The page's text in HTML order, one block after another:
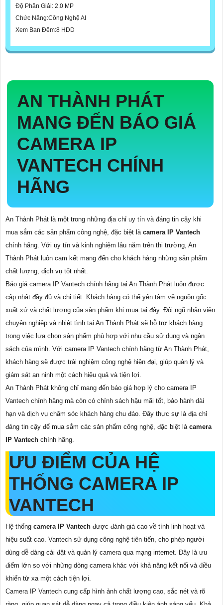
Độ Phân Giải: 2.0 MP
Chức Năng:Công Nghệ AI
Xem Ban Đêm:8 HDD
AN THÀNH PHÁT
MANG ĐẾN BÁO GIÁ
CAMERA IP
VANTECH CHÍNH
HÃNG
An Thành Phát là một trong những địa chỉ uy tín và đáng tin cậy khi
mua sắm các sản phẩm công nghệ, đặc biệt là camera IP Vantech
chính hãng. Với uy tín và kinh nghiệm lâu năm trên thị trường, An
Thành Phát luôn cam kết mang đến cho khách hàng những sản phẩm
chất lượng, dịch vụ tốt nhất.
Báo giá camera IP Vantech chính hãng tại An Thành Phát luôn được
cập nhật đầy đủ và chi tiết. Khách hàng có thể yên tâm về nguồn gốc
xuất xứ và chất lượng của sản phẩm khi mua tại đây. Đội ngũ nhân viên
chuyên nghiệp và nhiệt tình tại An Thành Phát sẽ hỗ trợ khách hàng
trong việc lựa chọn sản phẩm phù hợp với nhu cầu sử dụng và ngân
sách của mình. Với camera IP Vantech chính hãng từ An Thành Phát,
khách hàng sẽ được trải nghiệm công nghệ hiện đại, giúp quản lý và
giám sát an ninh một cách hiệu quả và tiện lợi.
An Thành Phát không chỉ mang đến báo giá hợp lý cho camera IP
Vantech chính hãng mà còn có chính sách hậu mãi tốt, bảo hành dài
hạn và dịch vụ chăm sóc khách hàng chu đáo. Đây thực sự là địa chỉ
đáng tin cậy để mua sắm các sản phẩm công nghệ, đặc biệt là camera
IP Vantech chính hãng.
ƯU ĐIỂM CỦA HỆ
THỐNG CAMERA IP
VANTECH
Hệ thống camera IP Vantech được đánh giá cao về tính linh hoạt và
hiệu suất cao. Vantech sử dụng công nghệ tiên tiến, cho phép người
dùng dễ dàng cài đặt và quản lý camera qua mạng internet. Đây là ưu
điểm lớn so với những dòng camera khác với khả năng kết nối và điều
khiển từ xa một cách tiện lợi.
Camera IP Vantech cung cấp hình ảnh chất lượng cao, sắc nét và rõ